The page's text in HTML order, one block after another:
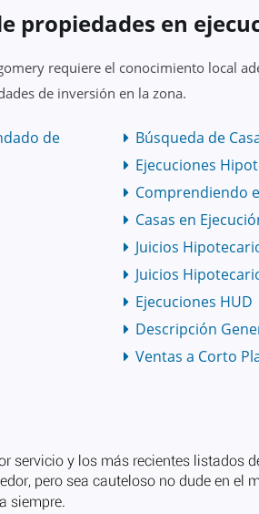
propiedades en
requiere el conocimiento local
de inversión en la zona.
de
Búsqueda de
Ejecuciones
Comprendiendo
Casas en
Juicios
Juicios
Ejecuciones HUD
Descripción
Ventas a Corto